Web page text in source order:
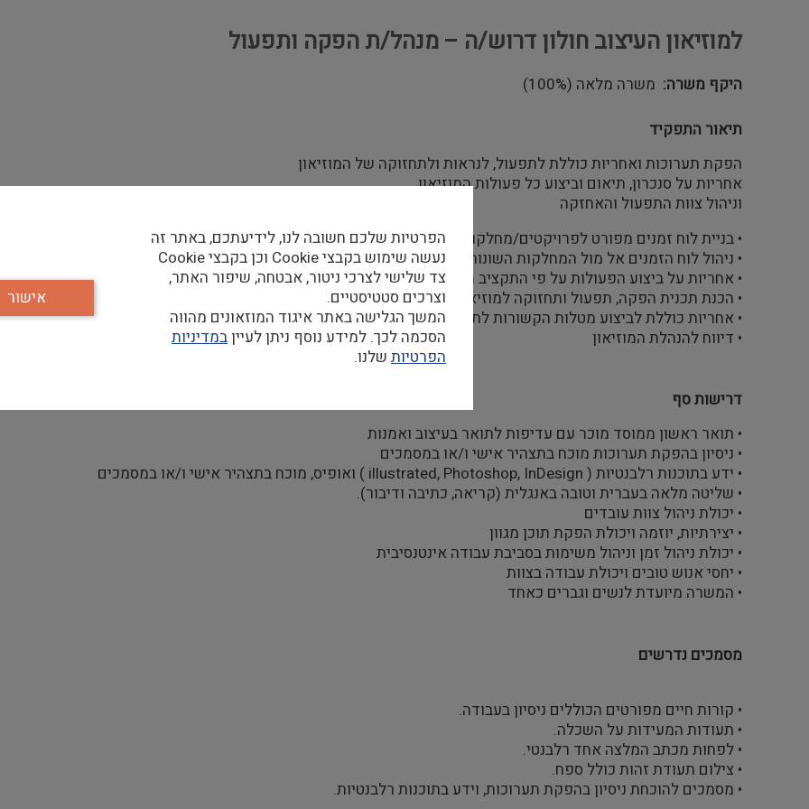
למוזיאון העיצוב חולון דרוש/ה – מנהל/ת הפקה ותפעול
היקף משרה משרה מלאה (100%)
תיאור התפקיד
הפקת תערוכות ואחריות כוללת לתפעול, לנראות ולתחזוקה של המוזיאון
אחריות על סנכרון, תיאום וביצוע כל פעולות המוזיאון
וניהול צוות התפעול והאחזקה
• בניית לוח זמנים מפורט לפרויקטים/מחלקות, בהמשך לתוכנית עבודה ותערוכות מאושרת בהתאם לתוכנית העבודה
• ניהול לוח הזמנים אל מול המחלקות השונות וסנכרון ביניהן
• אחריות על ביצוע הפעולות על פי התקציב המאושר ובניהול ופיקוח תקציבי של האוצרת הראשית של המוזיאון
• הכנת תכנית הפקה, תפעול ותחזוקה למוזיאון, הקצאת משאבים, לוחות זמנים, תקציב ואישורים
• אחריות כוללת לביצוע מטלות הקשורות לתערוכות במוזיאון
• דיווח להנהלת המוזיאון
דרישות סף
• תואר ראשון ממוסד מוכר עם עדיפות לתואר בעיצוב ואמנות
• ניסיון בהפקת תערוכות מוכח בתצהיר אישי ו/או במסמכים
• ידע בתוכנות רלבנטיות ( illustrated, Photoshop, InDesign ) ואופיס, מוכח בתצהיר אישי ו/או במסמכים
• שליטה מלאה בעברית וטובה באנגלית (קריאה, כתיבה ודיבור).
• יכולת ניהול צוות עובדים
• יצירתיות, יוזמה ויכולת הפקת תוכן מגוון
• יכולת ניהול זמן וניהול משימות בסביבת עבודה אינטנסיבית
• יחסי אנוש טובים ויכולת עבודה בצוות
• המשרה מיועדת לנשים וגברים כאחד
מסמכים נדרשים
• קורות חיים מפורטים הכוללים ניסיון בעבודה.
• תעודות המעידות על השכלה.
• לפחות מכתב המלצה אחד רלבנטי.
• צילום תעודת זהות כולל ספח.
• מסמכים להוכחת ניסיון בהפקת תערוכות, וידע בתוכנות רלבנטיות.
הפרטיות שלכם חשובה לנו, לידיעתכם, באתר זה
נעשה שימוש בקבצי Cookie וכן בקבצי Cookie
צד שלישי לצרכי ניטור, אבטחה, שיפור האתר,
וצרכים סטטיסטיים.
המשך הגלישה באתר איגוד המוזאונים מהווה
הסכמה לכך. למידע נוסף ניתן לעייןבמדיניות
הפרטיות שלנו.
אישור